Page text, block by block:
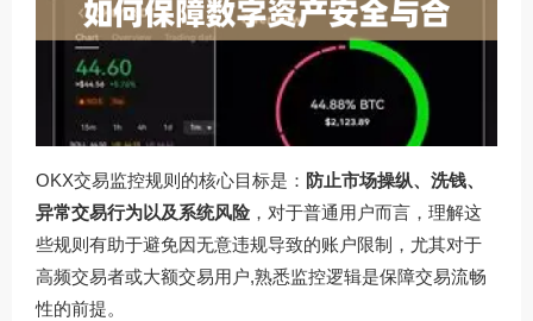
OKX交易监控规则的核心目标是： 防止市场操纵、洗钱、
异常交易行为以及系统风险，对于普通用户而言，理解这
些规则有助于避免因无意违规导致的账户限制，尤其对于
高频交易者或大额交易用户,熟悉监控逻辑是保障交易流畅
性的前提。